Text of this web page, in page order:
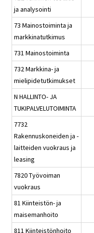
ja analysointi
73 Mainostoiminta ja
markkinatutkimus
731 Mainostoiminta
732 Markkina- ja
mielipidetutkimukset
N HALLINTO- JA
TUKIPALVELUTOIMINTA
7732
Rakennuskoneiden ja -
laitteiden vuokraus ja
leasing
7820 Työvoiman
vuokraus
81 Kiinteistön- ja
maisemanhoito
811 Kiinteistönhoito